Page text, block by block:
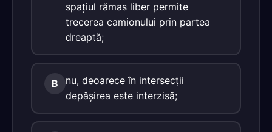
spaţiul rămas liber permite
trecerea camionului prin partea
dreaptă;
B
nu, deoarece în intersecţii
depăşirea este interzisă;